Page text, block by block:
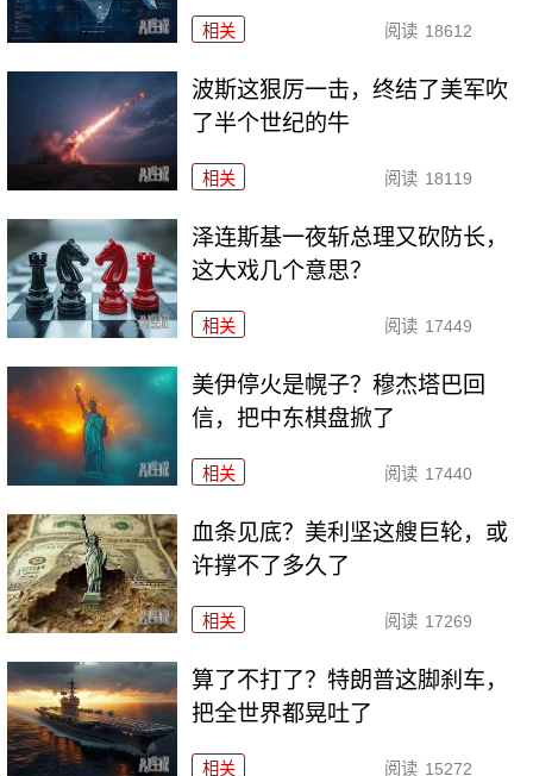
相关 阅读 18612
波斯这狠厉一击，终结了美军吹
了半个世纪的牛
相关 阅读 18119
泽连斯基一夜斩总理又砍防长，
这大戏几个意思？
相关 阅读 17449
美伊停火是幌子？穆杰塔巴回
信，把中东棋盘掀了
相关 阅读 17440
血条见底？美利坚这艘巨轮，或
许撑不了多久了
相关 阅读 17269
算了不打了？特朗普这脚刹车，
把全世界都晃吐了
相关 阅读 15272